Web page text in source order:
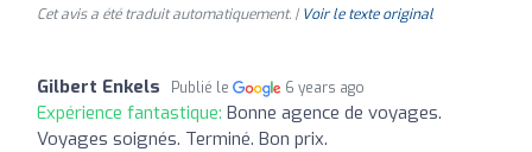
Cet avis a été traduit automatiquement. | Voir le texte original
Gilbert Enkels Publié le 6 years ago
Expérience fantastique: Bonne agence de voyages.
Voyages soignés. Terminé. Bon prix.